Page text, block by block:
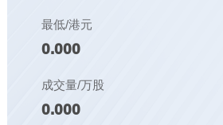
最低/港元
0.000
成交量/万股
0.000